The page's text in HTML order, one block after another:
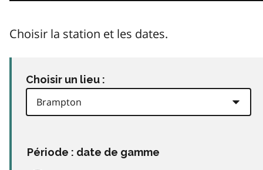
Choisir la station et les dates.
Choisir un lieu :
Période : date de gamme